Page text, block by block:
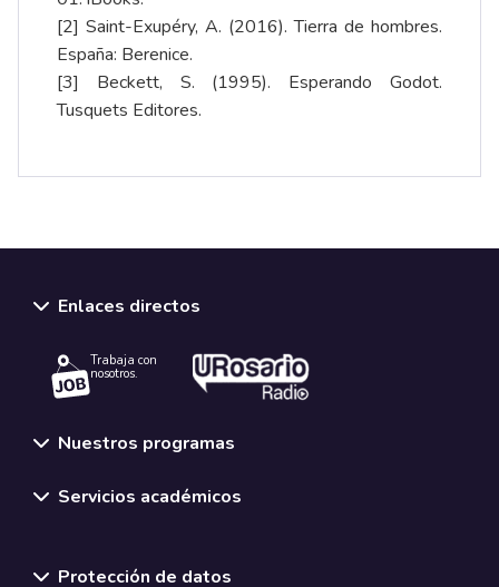
[2] Saint-Exupéry, A. (2016). Tierra de hombres.
España: Berenice.
[3] Beckett, S. (1995). Esperando Godot.
Tusquets Editores.
Enlaces directos
Trabaja con
nosotros.
Nuestros programas
Servicios académicos
Protección de datos